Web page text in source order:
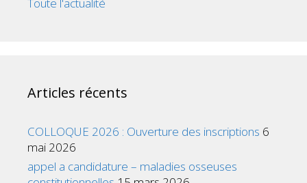
Articles récents
COLLOQUE 2026 : Ouverture des inscriptions 6
mai 2026
appel a candidature – maladies osseuses